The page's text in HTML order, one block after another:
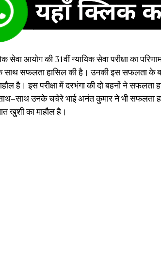
सेवा आयोग की 31वीं न्यायिक सेवा परीक्षा का
साथ सफलता हासिल की है। उनकी इस सफलता के
है। इस परीक्षा में दरभंगा की दो बहनों ने सफलता
उनके चचेरे भाई अनंत कुमार ने भी सफलता
खुशी का माहौल है।